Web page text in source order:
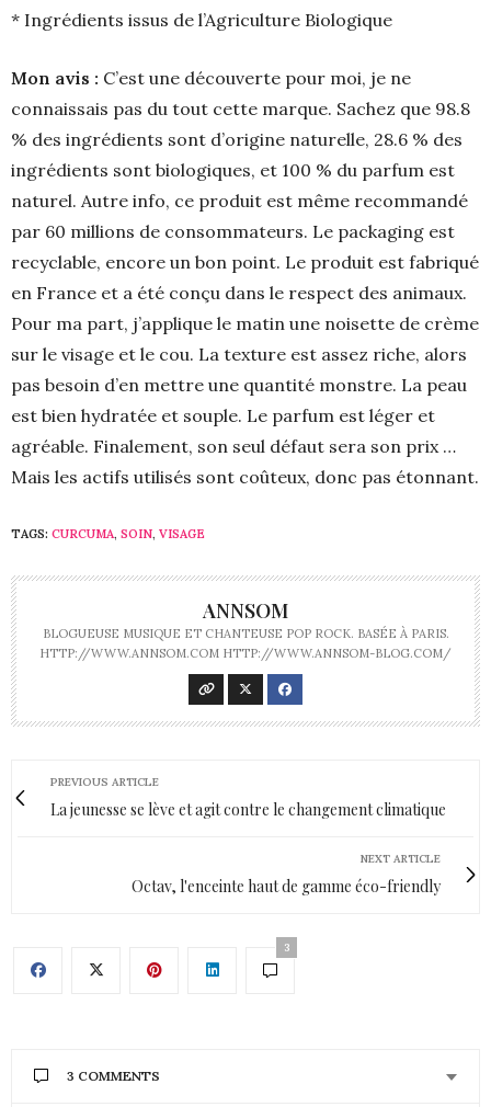
* Ingrédients issus de l’Agriculture Biologique
Mon avis : C’est une découverte pour moi, je ne
connaissais pas du tout cette marque. Sachez que 98.8
% des ingrédients sont d’origine naturelle, 28.6 % des
ingrédients sont biologiques, et 100 % du parfum est
naturel. Autre info, ce produit est même recommandé
par 60 millions de consommateurs. Le packaging est
recyclable, encore un bon point. Le produit est fabriqué
en France et a été conçu dans le respect des animaux.
Pour ma part, j’applique le matin une noisette de crème
sur le visage et le cou. La texture est assez riche, alors
pas besoin d’en mettre une quantité monstre. La peau
est bien hydratée et souple. Le parfum est léger et
agréable. Finalement, son seul défaut sera son prix …
Mais les actifs utilisés sont coûteux, donc pas étonnant.
TAGS: CURCUMA, SOIN, VISAGE
ANNSOM
BLOGUEUSE MUSIQUE ET CHANTEUSE POP ROCK. BASÉE À PARIS.
HTTP://WWW.ANNSOM.COM HTTP://WWW.ANNSOM-BLOG.COM/
PREVIOUS ARTICLE
La jeunesse se lève et agit contre le changement climatique
NEXT ARTICLE
Octav, l'enceinte haut de gamme éco-friendly
3
3 COMMENTS